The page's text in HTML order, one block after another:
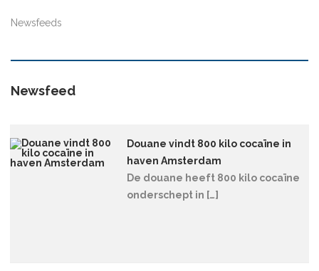
Newsfeeds
Newsfeed
Douane vindt 800 kilo cocaïne in
haven Amsterdam
De douane heeft 800 kilo cocaïne
onderschept in […]